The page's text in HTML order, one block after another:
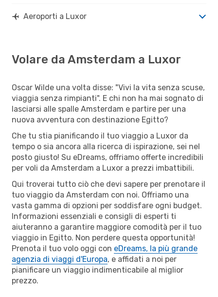
Aeroporti a Luxor
Volare da Amsterdam a Luxor
Oscar Wilde una volta disse: "Vivi la vita senza scuse,
viaggia senza rimpianti". E chi non ha mai sognato di
lasciarsi alle spalle Amsterdam e partire per una
nuova avventura con destinazione Egitto?
Che tu stia pianificando il tuo viaggio a Luxor da
tempo o sia ancora alla ricerca di ispirazione, sei nel
posto giusto! Su eDreams, offriamo offerte incredibili
per voli da Amsterdam a Luxor a prezzi imbattibili.
Qui troverai tutto ciò che devi sapere per prenotare il
tuo viaggio da Amsterdam con noi. Offriamo una
vasta gamma di opzioni per soddisfare ogni budget.
Informazioni essenziali e consigli di esperti ti
aiuteranno a garantire maggiore comodità per il tuo
viaggio in Egitto. Non perdere questa opportunità!
Prenota il tuo volo oggi con eDreams, la più grande
agenzia di viaggi d'Europa, e affidati a noi per
pianificare un viaggio indimenticabile al miglior
prezzo.